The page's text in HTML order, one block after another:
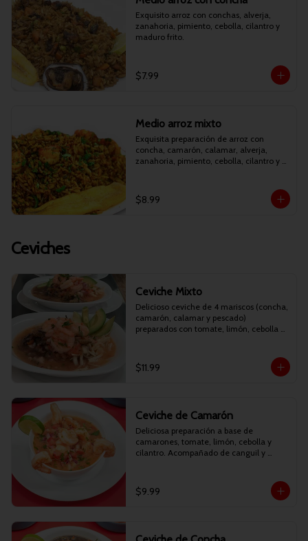
Exquisito arroz con conchas, alverja,
zanahoria, pimiento, cebolla, cilantro y
maduro frito.
$7.99
Medio arroz mixto
Exquisita preparación de arroz con
concha, camarón, calamar, alverja,
zanahoria, pimiento, cebolla, cilantro y
$8.99
Ceviches
Ceviche Mixto
Delicioso ceviche de 4 mariscos (concha,
camarón, calamar y pescado)
preparados con tomate, limón, cebolla y
$11.99
Ceviche de Camarón
Deliciosa preparación a base de
camarones, tomate, limón, cebolla y
cilantro. Acompañado de canguil y
$9.99